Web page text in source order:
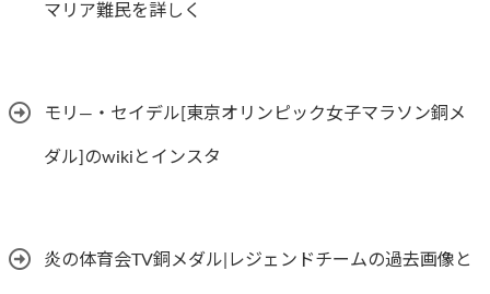
マリア難民を詳しく
モリ―・セイデル[東京オリンピック女子マラソン銅メ
ダル]のwikiとインスタ
炎の体育会TV銅メダル|レジェンドチームの過去画像と